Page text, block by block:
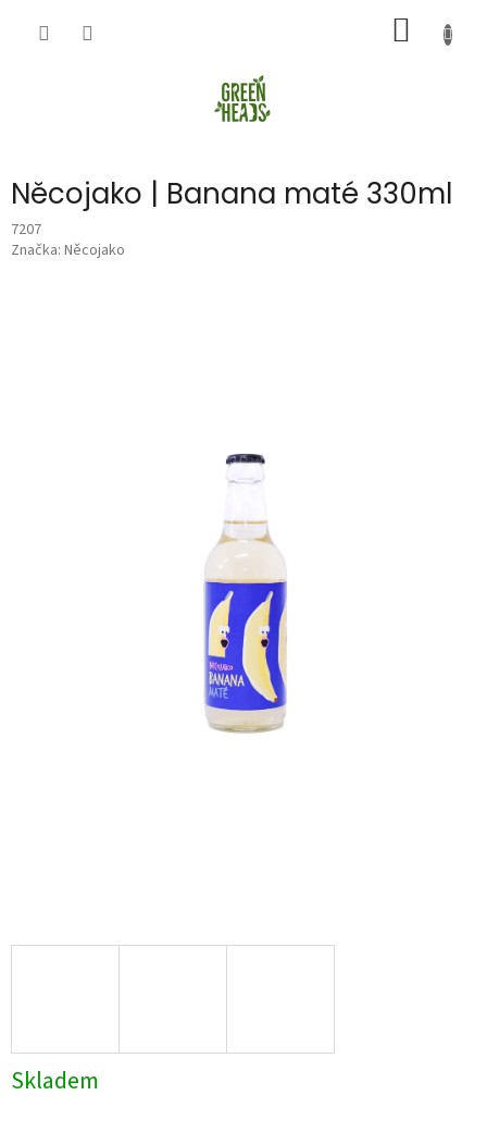
KOŠÍK
Něcojako | Banana maté 330ml
7207
Značka: Něcojako
Skladem